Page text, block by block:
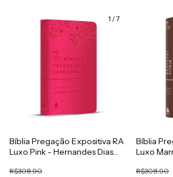
1 /7
Bíblia Pregação Expositiva RA
Luxo Pink - Hernandes Dias
R$308,90
Bíblia
Luxo
R$308,90